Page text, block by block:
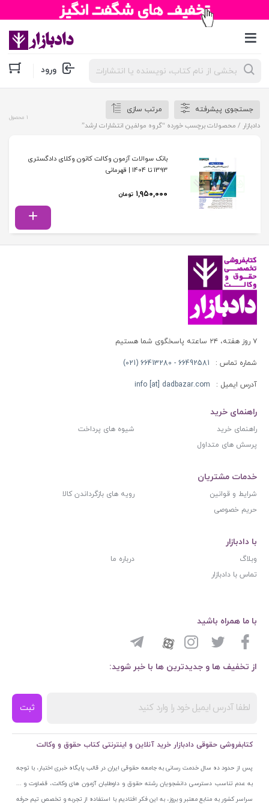
جستجوی
محصولات ورود
جستجوی پیشرفته
مرتب سازی
دادبازار / محصولات برچسب خورده “گروه مولفین انتشارات ارشد”
1 محصول
بانک سوالات آزمون وکالت کانون وکلای دادگستری
1393 تا 1404 | قهرمانی
۱,۹۵۰,۰۰۰ تومان
۷ روز هفته، ۲۴ ساعته پاسخگوی شما هستیم
شماره تماس : 66492581 - 66413280 (021)
آدرس ایمیل : info [at] dadbazar.com
راهنمای خرید
راهنمای خرید
شیوه های پرداخت
پرسش های متداول
خدمات مشتریان
شرایط و قوانین
رویه های بازگرداندن کالا
حریم خصوصی
با دادبازار
وبلاگ
درباره ما
تماس با دادبازار
از تخفیف ها و جدیدترین ها با خبر شوید:
ثبت
با ما همراه باشید
کتابفروشی حقوقی دادبازار خرید آنلاین و اینترنتی کتاب حقوق و وکالت
پس از حدود ده سال خدمت رسانی به جامعه حقوقی ایران در قالب پایگاه خبری اختبار، با توجه
به عدم تناسب دسترسی دانشجویان رشته حقوق و داوطلبان آزمون های وکالت، قضاوت و ...
سراسر کشور به منابع معتبر و بروز، به این فکر افتادیم با استفاده از تجربه و تخصص تیم حرفه